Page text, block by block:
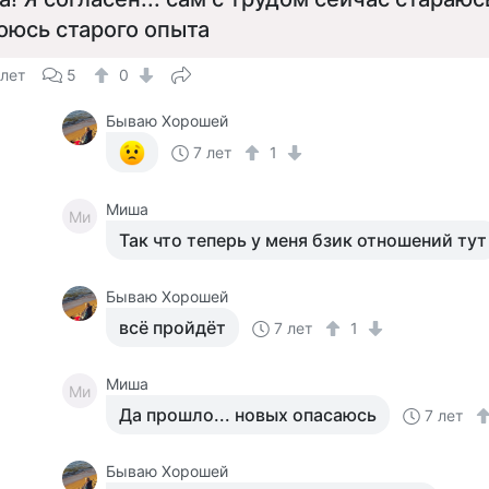
старого опыта
5 0
Бываю Хорошей
7 лет
1
Ми Миша
Так что теперь у меня бзик отношений тут
Бываю Хорошей
всё пройдёт 7 лет 1
Ми Миша
Да прошло... новых опасаюсь 7 лет
Бываю Хорошей